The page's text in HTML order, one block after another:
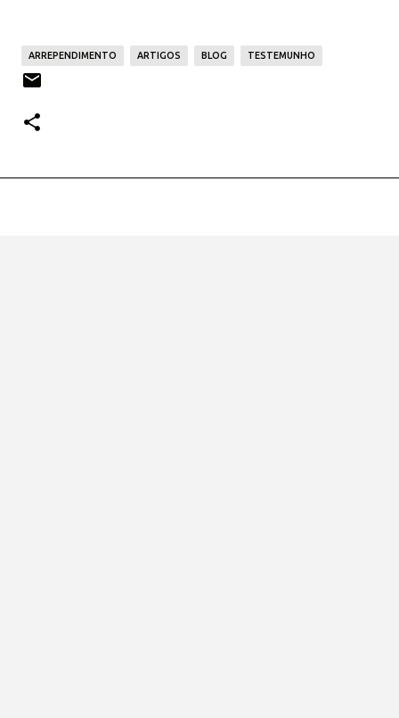
ARREPENDIMENTO ARTIGOS BLOG TESTEMUNHO